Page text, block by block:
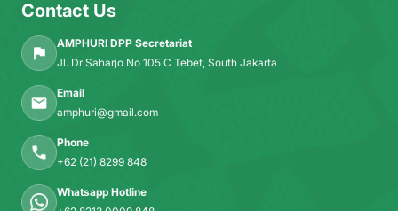
Contact Us
AMPHURI DPP Secretariat
Jl. Dr Saharjo No 105 C Tebet, South Jakarta
Email
amphuri@gmail.com
Phone
+62 (21) 8299 848
Whatsapp Hotline